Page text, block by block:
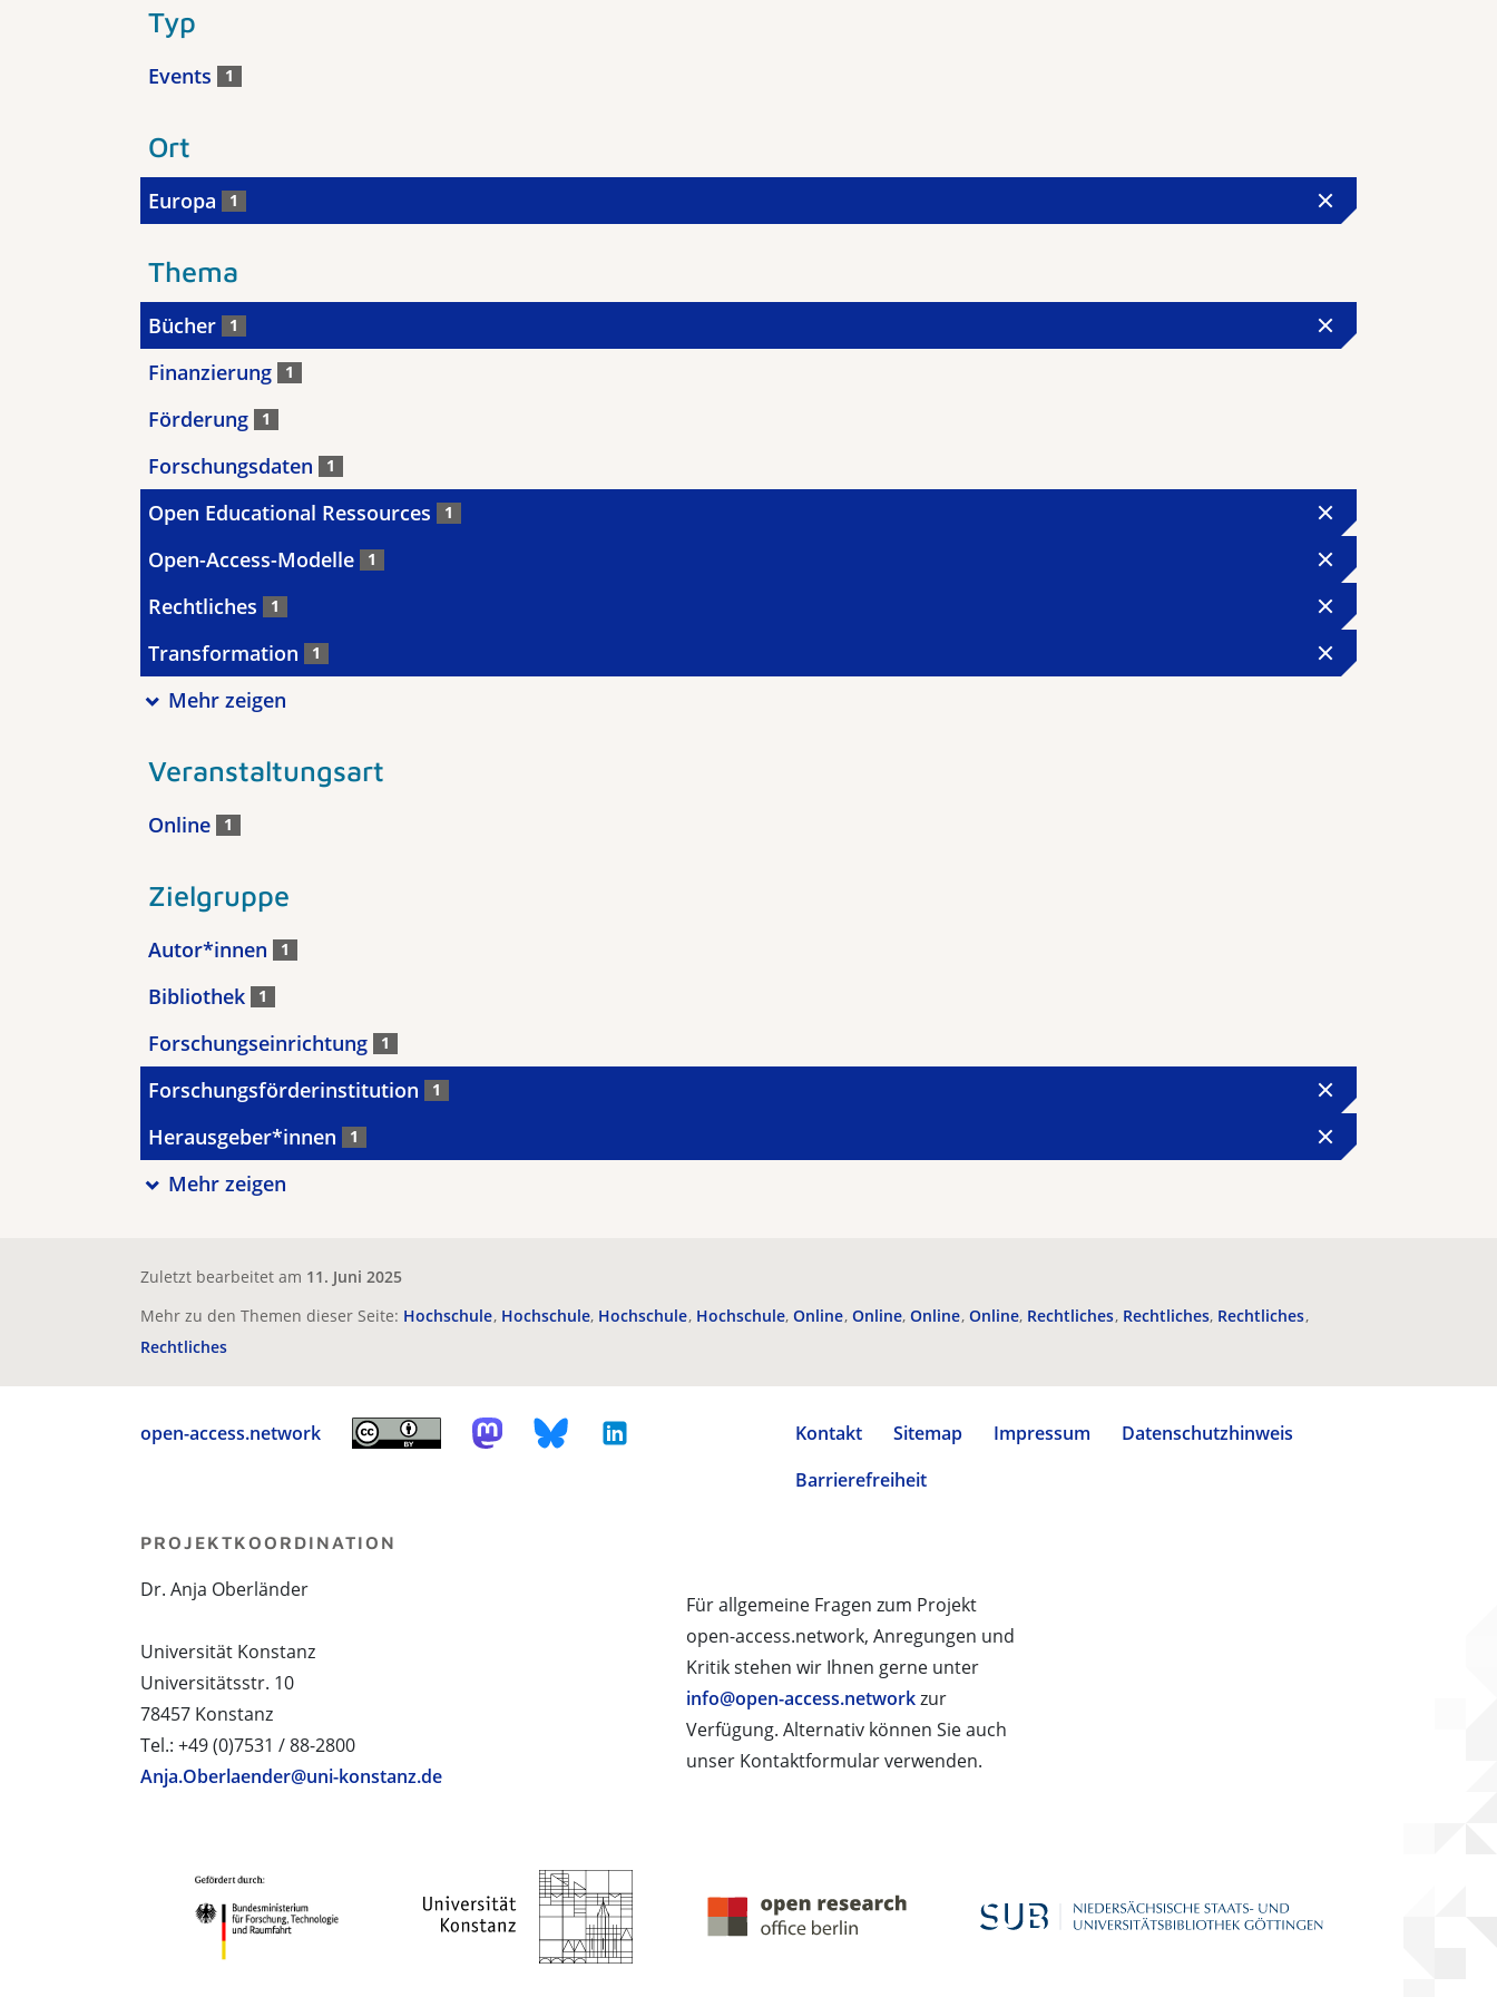
Typ
Events 1
Ort
Europa 1
Thema
Bücher 1
Finanzierung 1
Förderung 1
Forschungsdaten 1
Open Educational Ressources 1
Open-Access-Modelle 1
Rechtliches 1
Transformation 1
Mehr zeigen
Veranstaltungsart
Online 1
Zielgruppe
Autor*innen 1
Bibliothek 1
Forschungseinrichtung 1
Forschungsförderinstitution 1
Herausgeber*innen 1
Mehr zeigen
Zuletzt bearbeitet am 11. Juni 2025
Mehr zu den Themen dieser Seite: Hochschule Hochschule Hochschule Hochschule Online Online Online Online Rechtliches Rechtliches Rechtliches
Rechtliches
open-access.network Kontakt Sitemap Impressum
Datenschutzhinweis
Barrierefreiheit
Für allgemeine Fragen zum Projekt
open-access.network, Anregungen und
Kritik stehen wir Ihnen gerne unter
info@open-access.networkzur
Verfügung. Alternativ können Sie auch
unser Kontaktformular verwenden.
PROJEKTKOORDINATION
Dr. Anja Oberländer
Universität Konstanz
Universitätsstr. 10
78457 Konstanz
Tel.: +49 (0)7531 / 88-2800
Anja.Oberlaender@uni-konstanz.de